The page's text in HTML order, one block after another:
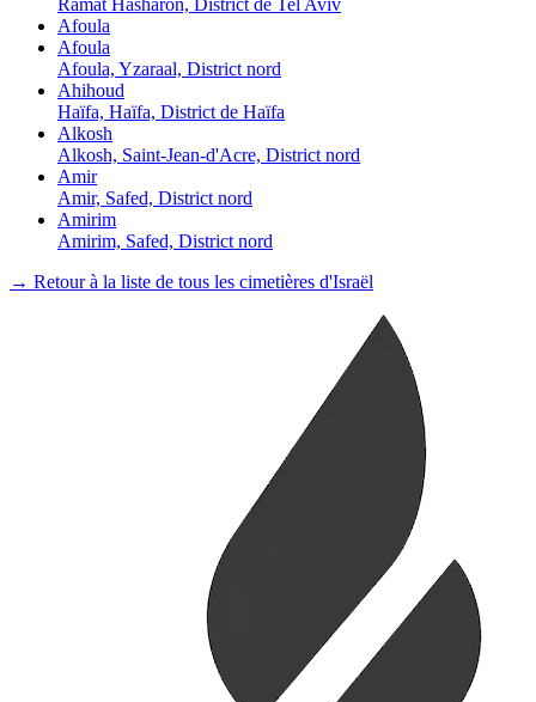
Ramat Hasharon, District de Tel Aviv
Afoula
Afoula
Afoula, Yzaraal, District nord
Ahihoud
Haïfa, Haïfa, District de Haïfa
Alkosh
Alkosh, Saint-Jean-d'Acre, District nord
Amir
Amir, Safed, District nord
Amirim
Amirim, Safed, District nord
→ Retour à la liste de tous les cimetières d'Israël